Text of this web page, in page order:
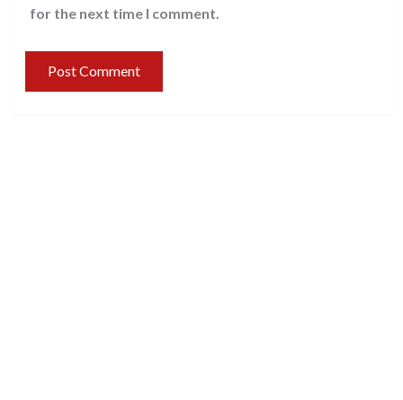
for the next time I comment.